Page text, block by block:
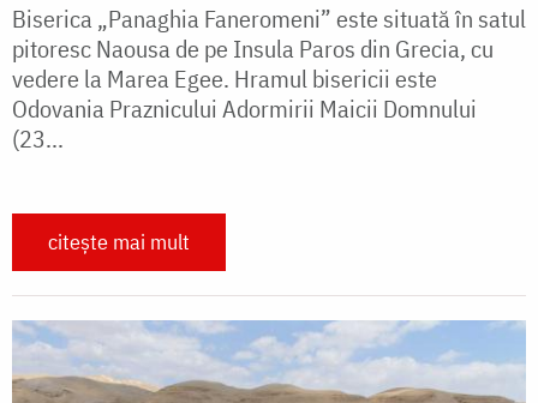
Biserica „Panaghia Faneromeni” este situată în satul
pitoresc Naousa de pe Insula Paros din Grecia, cu
vedere la Marea Egee. Hramul bisericii este
Odovania Praznicului Adormirii Maicii Domnului
(23...
citește mai mult